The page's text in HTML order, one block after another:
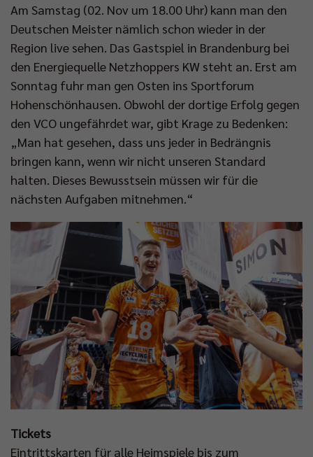
Am Samstag (02. Nov um 18.00 Uhr) kann man den
Deutschen Meister nämlich schon wieder in der
Region live sehen. Das Gastspiel in Brandenburg bei
den Energiequelle Netzhoppers KW steht an. Erst am
Sonntag fuhr man gen Osten ins Sportforum
Hohenschönhausen. Obwohl der dortige Erfolg gegen
den VCO ungefährdet war, gibt Krage zu Bedenken:
„Man hat gesehen, dass uns jeder in Bedrängnis
bringen kann, wenn wir nicht unseren Standard
halten. Dieses Bewusstsein müssen wir für die
nächsten Aufgaben mitnehmen.“
Tickets
Eintrittskarten für alle Heimspiele bis zum